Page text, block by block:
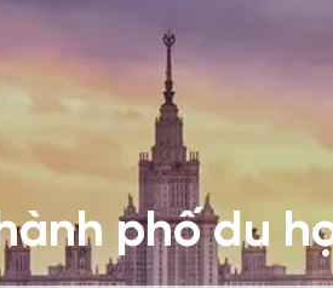
phố du